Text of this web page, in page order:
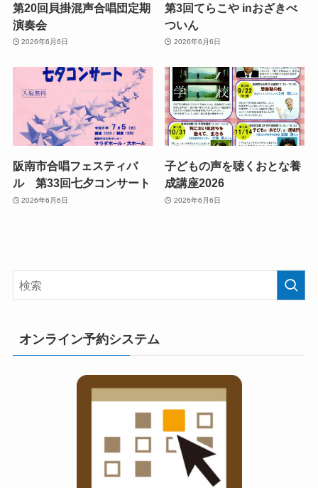
第20回貝掛混声合唱団定期
演奏会
2026年6月6日
第3回てらこや inおざきべ
ついん
2026年6月6日
阪南市合唱フェスティバ
ル 第33回七夕コンサート
2026年6月6日
子どもの声を聴くおとな養
成講座2026
2026年6月6日
オンライン予約システム